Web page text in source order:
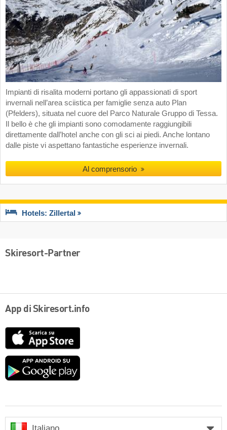
Impianti di risalita moderni portano gli appassionati di sport
invernali nell’area sciistica per famiglie senza auto Plan
(Pfelders), situata nel cuore del Parco Naturale Gruppo di Tessa.
Il bello è che gli impianti sono comodamente raggiungibili
direttamente dall’hotel anche con gli sci ai piedi. Anche lontano
dalle piste vi aspettano fantastiche esperienze invernali.
Al comprensorio
Hotels: Zillertal
Skiresort-Partner
App di Skiresort.info
Google